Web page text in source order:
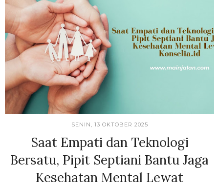
SENIN, 13 OKTOBER 2025
Saat Empati dan Teknologi
Bersatu, Pipit Septiani Bantu Jaga
Kesehatan Mental Lewat